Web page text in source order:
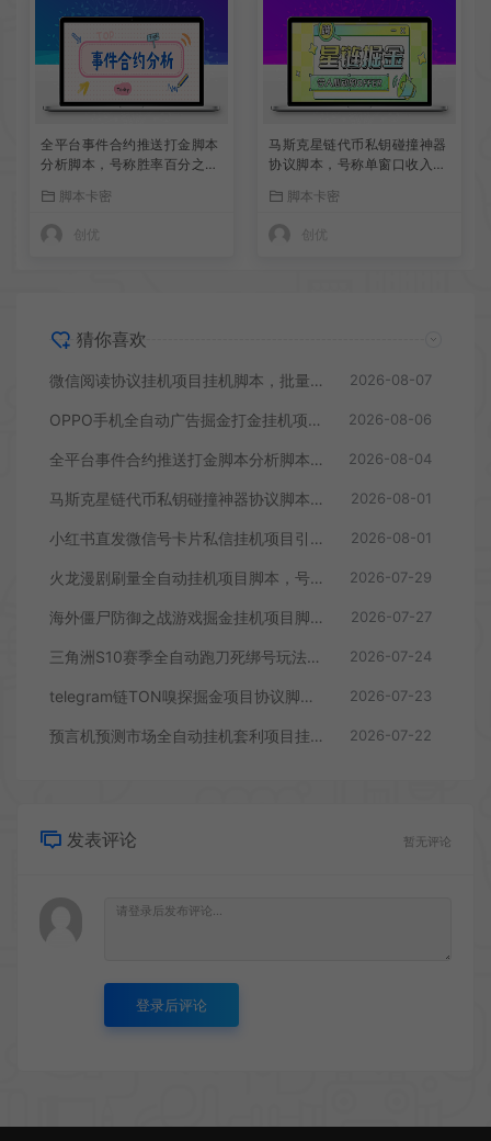
全平台事件合约推送打金脚本
分析脚本，号称胜率百分之90
脚本卡密
马斯克星链代币私钥碰撞神器
协议脚本，号称单窗口收入四
脚本卡密
猜你喜欢
微信阅读协议挂机项目挂机脚本，批量矩阵挂机，单号一天5+ 2026-08-07
OPPO手机全自动广告掘金打金挂机项目挂机脚本，单机一天9+可批量放大 2026-08-06
全平台事件合约推送打金脚本分析脚本，号称胜率百分之90以上 2026-08-04
马斯克星链代币私钥碰撞神器协议脚本，号称单窗口收入四位数 2026-08-01
小红书直发微信号卡片私信挂机项目引流脚本，有效触达微信不检测不封号 2026-08-01
火龙漫剧刷量全自动挂机项目脚本，号称单号爆火日入100+ 2026-07-29
海外僵尸防御之战游戏掘金挂机项目脚本，单机一天150+ 2026-07-27
三角洲S10赛季全自动跑刀死绑号玩法全自动搬砖挂机项目挂机脚本，单窗口30+ 2026-07-24
telegram链TON嗅探掘金项目协议脚本，号称月入四位数 2026-07-23
预言机预测市场全自动挂机套利项目挂机脚本，日均30+USD 2026-07-22
发表评论 暂无评论
登录后评论